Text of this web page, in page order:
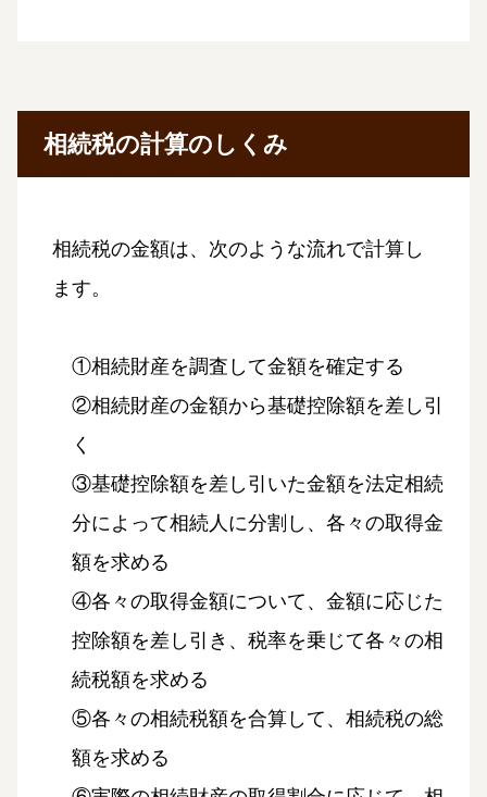
相続税の計算のしくみ
相続税の金額は、次のような流れで計算し
ます。
①相続財産を調査して金額を確定する
②相続財産の金額から基礎控除額を差し引
く
③基礎控除額を差し引いた金額を法定相続
分によって相続人に分割し、各々の取得金
額を求める
④各々の取得金額について、金額に応じた
控除額を差し引き、税率を乗じて各々の相
続税額を求める
⑤各々の相続税額を合算して、相続税の総
額を求める